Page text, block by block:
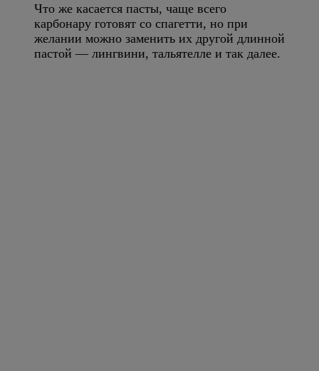
Что же касается пасты, чаще всего
карбонару готовят со спагетти, но при
желании можно заменить их другой длинной
пастой — лингвини, тальятелле и так далее.